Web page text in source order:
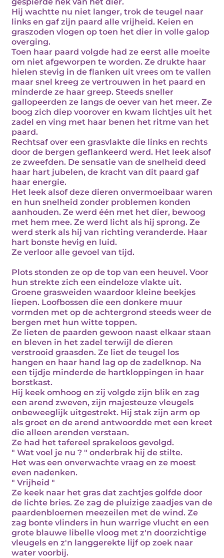
Hij wachtte nu niet langer, trok de teugel naar
links en gaf zijn paard alle vrijheid. Keien en
graszoden vlogen op toen het dier in volle galop
overging.
Toen haar paard volgde had ze eerst alle moeite
om niet afgeworpen te worden. Ze drukte haar
hielen stevig in de flanken uit vrees om te vallen
maar snel kreeg ze vertrouwen in het paard en
minderde ze haar greep. Steeds sneller
gallopeerden ze langs de oever van het meer. Ze
boog zich diep voorover en kwam lichtjes uit het
zadel en ving met haar benen het ritme van het
paard.
Rechtsaf over een grasvlakte die links en rechts
door de bergen geflankeerd werd. Het leek alsof
ze zweefden. De sensatie van de snelheid deed
haar hart jubelen, de kracht van dit paard gaf
haar energie.
Het leek alsof deze dieren onvermoeibaar waren
en hun snelheid zonder problemen konden
aanhouden. Ze werd één met het dier, bewoog
met hem mee. Ze werd licht als hij sprong. Ze
werd sterk als hij van richting veranderde. Haar
hart bonste hevig en luid.
Ze verloor alle gevoel van tijd.
Plots stonden ze op de top van een heuvel. Voor
hun strekte zich een eindeloze vlakte uit.
Groene grasweiden waardoor kleine beekjes
liepen. Loofbossen die een donkere muur
vormden met op de achtergrond steeds weer de
bergen met hun witte toppen.
Ze lieten de paarden gewoon naast elkaar staan
en bleven in het zadel terwijl de dieren
verstrooid graasden. Ze liet de teugel los
hangen en haar hand lag op de zadelknop. Na
een tijdje minderde de hartkloppingen in haar
borstkast.
Hij keek omhoog en zij volgde zijn blik en zag
een arend zweven, zijn majesteuze vleugels
onbeweeglijk uitgestrekt. Hij stak zijn arm op
als groet en de arend antwoordde met een kreet
die alleen arenden verstaan.
Ze had het tafereel sprakeloos gevolgd.
" Wat voel je nu ? " onderbrak hij de stilte.
Het was een onverwachte vraag en ze moest
even nadenken.
" Vrijheid "
Ze keek naar het gras dat zachtjes golfde door
de lichte bries. Ze zag de pluizige zaadjes van de
paardenbloemen meezeilen met de wind. Ze
zag bonte vlinders in hun warrige vlucht en een
grote blauwe libelle vloog met z'n doorzichtige
vleugels en z'n langgerekte lijf op zoek naar
water voorbij.